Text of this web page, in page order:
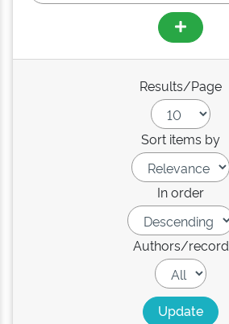
Results/Page
Sort items by
In order
Authors/record